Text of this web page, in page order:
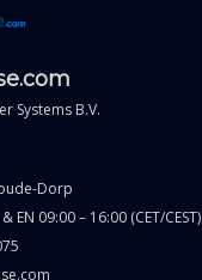
Systems B.V.
Dorp
EN 09:00 – 16:00 (CET/CEST)